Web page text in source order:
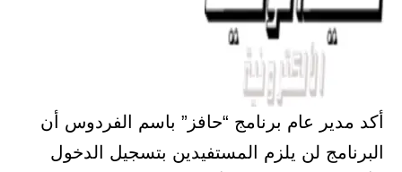
أكد مدير عام برنامج “حافز” باسم الفردوس أن
البرنامج لن يلزم المستفيدين بتسجيل الدخول